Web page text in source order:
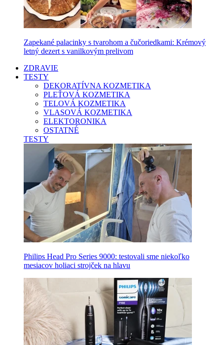
Zapekané palacinky s tvarohom a čučoriedkami: Krémový
letný dezert s vanilkovým prelivom
ZDRAVIE
TESTY
DEKORATÍVNA KOZMETIKA
PLEŤOVÁ KOZMETIKA
TELOVÁ KOZMETIKA
VLASOVÁ KOZMETIKA
ELEKTORONIKA
OSTATNÉ
TESTY
Philips Head Pro Series 9000: testovali sme niekoľko
mesiacov holiaci strojček na hlavu